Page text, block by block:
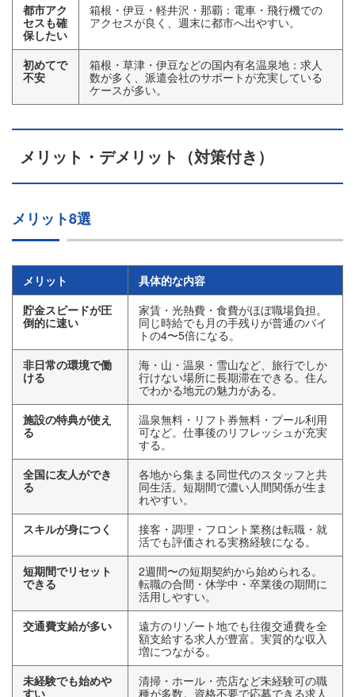
都市アク
セスも確
保したい
箱根・伊豆・軽井沢・那覇：電車・飛行機での
アクセスが良く、週末に都市へ出やすい。
初めてで
不安
箱根・草津・伊豆などの国内有名温泉地：求人
数が多く、派遣会社のサポートが充実している
ケースが多い。
メリット・デメリット（対策付き）
メリット8選
メリット
具体的な内容
貯金スピードが圧
倒的に速い
家賃・光熱費・食費がほぼ職場負担。
同じ時給でも月の手残りが普通のバイ
トの4〜5倍になる。
非日常の環境で働
ける
海・山・温泉・雪山など、旅行でしか
行けない場所に長期滞在できる。住ん
でわかる地元の魅力がある。
施設の特典が使え
る
温泉無料・リフト券無料・プール利用
可など。仕事後のリフレッシュが充実
する。
全国に友人ができ
る
各地から集まる同世代のスタッフと共
同生活。短期間で濃い人間関係が生ま
れやすい。
スキルが身につく
接客・調理・フロント業務は転職・就
活でも評価される実務経験になる。
短期間でリセット
できる
2週間〜の短期契約から始められる。
転職の合間・休学中・卒業後の期間に
活用しやすい。
交通費支給が多い
遠方のリゾート地でも往復交通費を全
額支給する求人が豊富。実質的な収入
増につながる。
未経験でも始めや
すい
清掃・ホール・売店など未経験可の職
種が多数。資格不要で応募できる求人